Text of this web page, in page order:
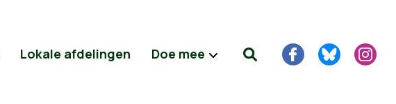
Lokale afdelingen Doe mee